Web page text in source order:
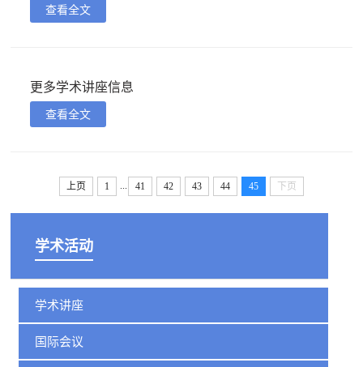
查看全文
更多学术讲座信息
查看全文
上页 1 ... 41 42 43 44 45 下页
学术活动
学术讲座
国际会议